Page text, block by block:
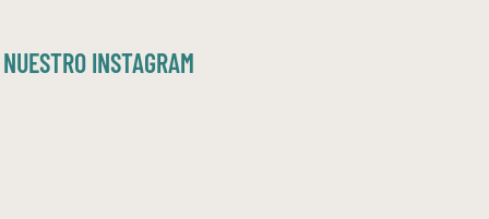
NUESTRO INSTAGRAM